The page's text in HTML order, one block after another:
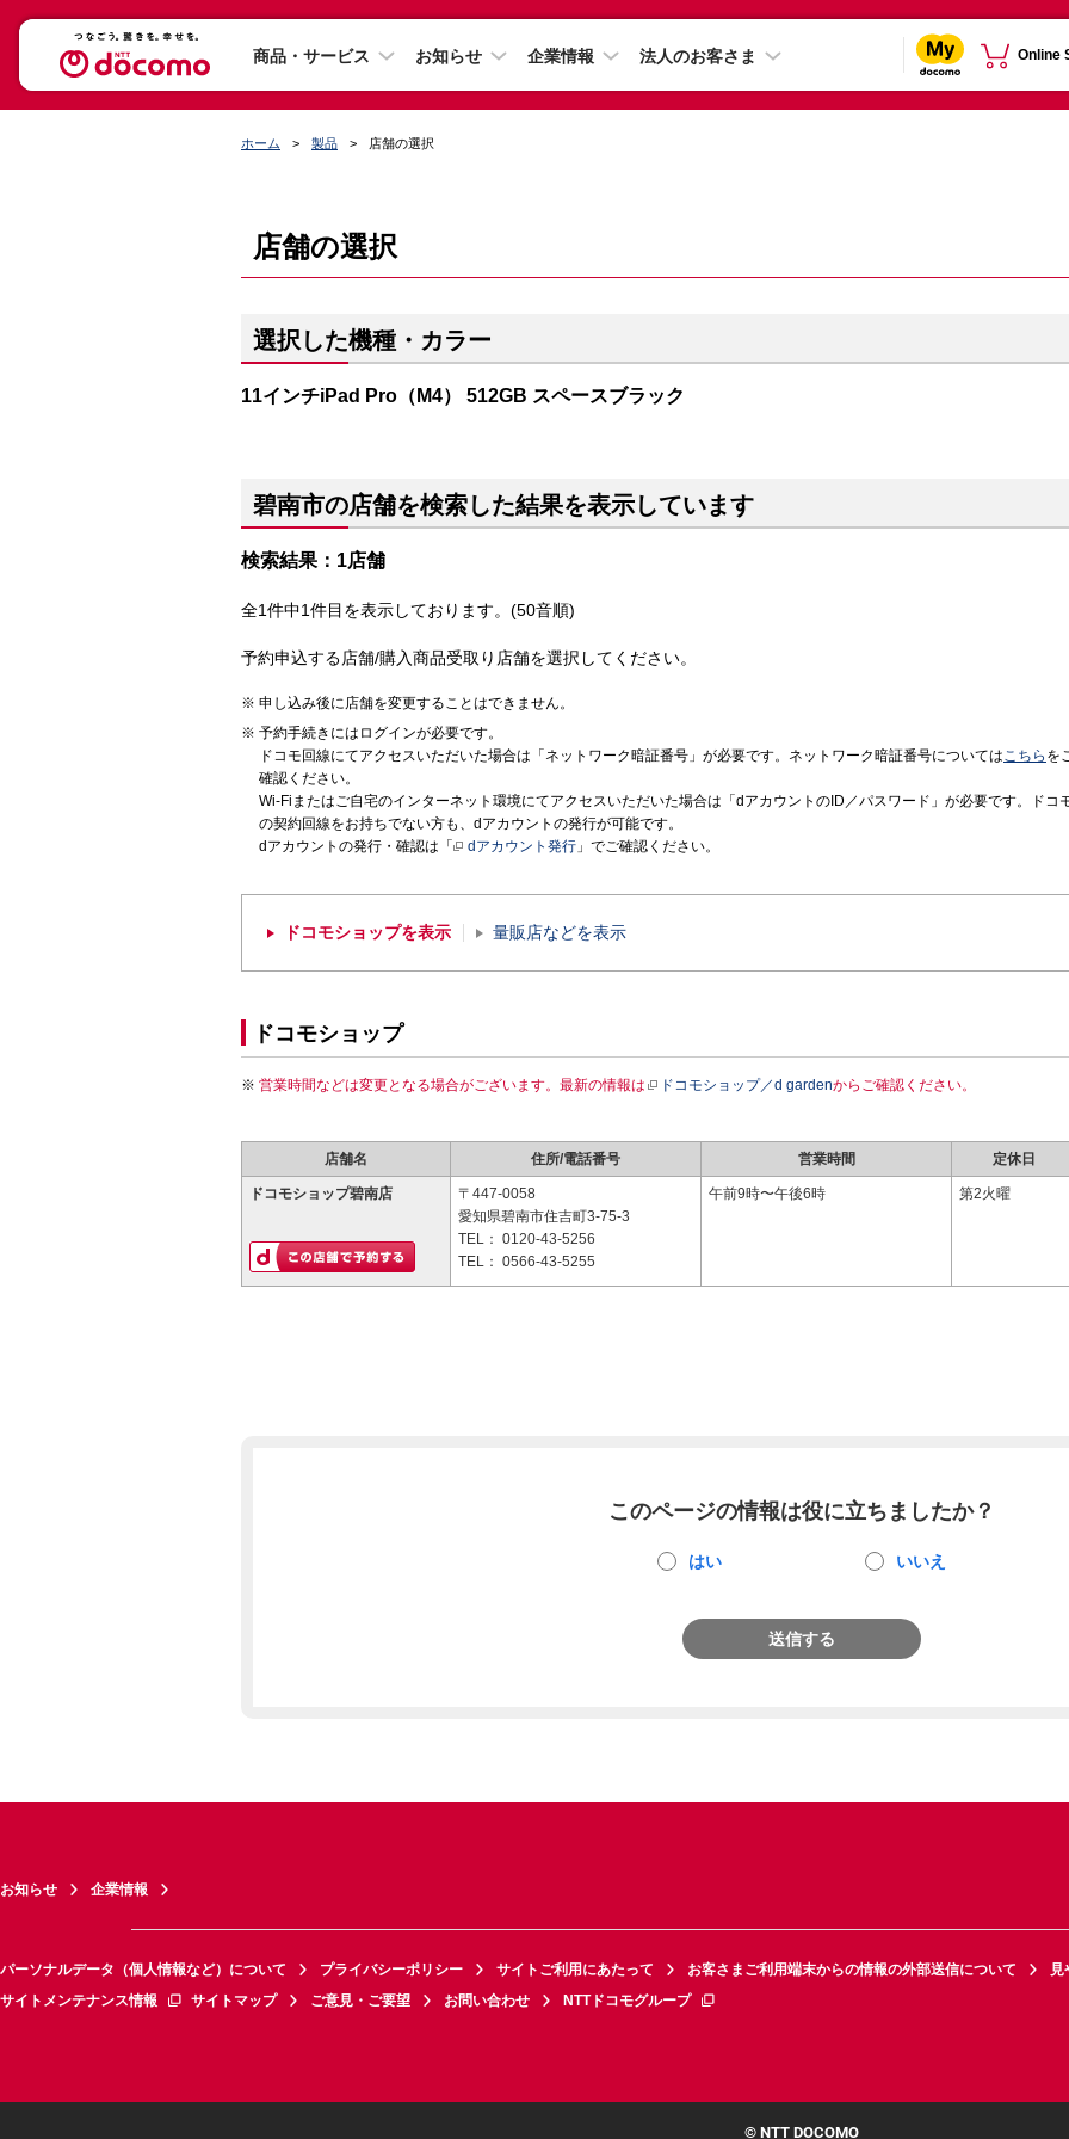
商品・サービス お知らせ 企業情報 法人のお客さま Online
ホーム 製品 店舗の選択
店舗の選択
選択した機種・カラー
11インチiPad Pro（M4） 512GB スペースブラック
碧南市の店舗を検索した結果を表示しています
検索結果：1店舗
全1件中1件目を表示しております。(50音順)
予約申込する店舗/購入商品受取り店舗を選択してください。
申し込み後に店舗を変更することはできません。
予約手続きにはログインが必要です。
ドコモ回線にてアクセスいただいた場合は「ネットワーク暗証番号」が必要です。ネットワーク暗証番号についてはこちら を
確認ください。
Wi-Fiまたはご自宅のインターネット環境にてアクセスいただいた場合は「dアカウントのID／パスワード」が必要です。ドコ
の契約回線をお持ちでない方も、dアカウントの発行が可能です。
dアカウントの発行・確認は「
dアカウント発行 」でご確認ください。
ドコモショップを表示 量販店などを表示
ドコモショップ
営業時間などは変更となる場合がございます。最新の情報は ドコモショップ／d gardenからご確認ください。
店舗名 住所/電話番号 営業時間 定休日
ドコモショップ碧南店
〒447-0058
愛知県碧南市住吉町3-75-3
TEL： 0120-43-5256
TEL： 0566-43-5255
午前9時〜午後6時 第2火曜
このページの情報は役に立ちましたか？
はい いいえ
送信する
お知らせ 企業情報
パーソナルデータ（個人情報など）について プライバシーポリシー サイトご利用にあたって お客さまご利用端末からの情報の外部送信について
見
サイトメンテナンス情報
サイトマップ ご意見・ご要望 お問い合わせ NTTドコモグループ
© NTT DOCOMO